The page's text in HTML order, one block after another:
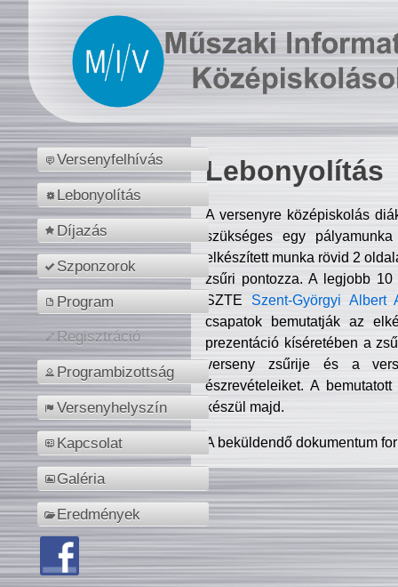
Versenyfelhívás
Lebonyolítás
Díjazás
Szponzorok
Program
Regisztráció
Programbizottság
Versenyhelyszín
Kapcsolat
Galéria
Eredmények
Lebonyolítás
A versenyre középiskolás
szükséges egy
elkészített munka rövid 2
zsűri pontozza. A legjobb
SZTE Szent-Györgyi Albert
csapatok bemutatják az
prezentáció kíséretében a
verseny zsűrije és a
észrevételeiket. A
készül majd.
A beküldendő dokumentum